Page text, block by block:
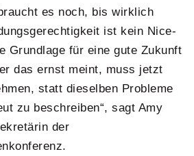
es noch, bis wirklich
ist kein Nice-
Grundlage für eine gute Zukunft
das ernst meint, muss jetzt
statt dieselben Probleme
zu beschreiben“, sagt Amy
der